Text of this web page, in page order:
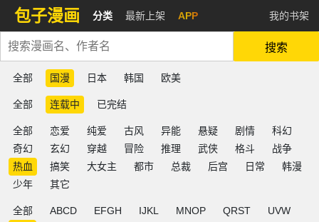
包子漫画 分类 最新上架 APP 我的书架
搜索
全部 国漫 日本 韩国 欧美
全部 连载中 已完结
全部 恋爱 纯爱 古风 异能 悬疑 剧情
科幻
奇幻
玄幻 穿越 冒险 推理 武侠 格斗
战争
热血
搞笑 大女主 都市 总裁 后宫 日常
韩漫
少年
其它
全部 ABCD EFGH IJKL MNOP QRST
UVW